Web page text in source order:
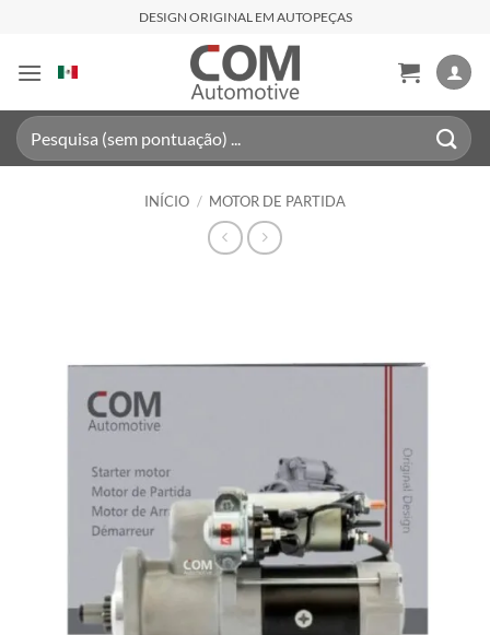
content
DESIGN ORIGINAL EM AUTOPEÇAS
Pesquisar
por:
INÍCIO / MOTOR DE PARTIDA